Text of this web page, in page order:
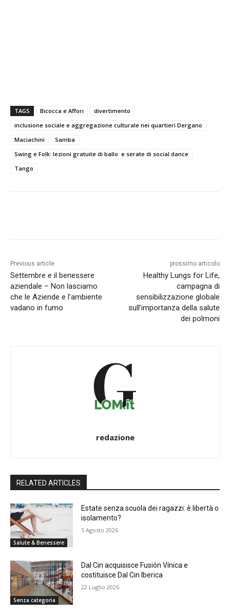
TAGS Bicocca e Affori
divertimento
inclusione sociale e aggregazione culturale nei quartieri Dergano
Maciachini
Samba
Swing e Folk: lezioni gratuite di ballo e serate di social dance
Tango
Previous article
Settembre e il benessere
aziendale – Non lasciamo
che le Aziende e l’ambiente
vadano in fumo
prossimo articolo
Healthy Lungs for Life,
campagna di
sensibilizzazione globale
sull’importanza della salute
dei polmoni
redazione
RELATED ARTICLES
Salute & Benessere
Estate senza scuola dei ragazzi: è libertà o
isolamento?
5 Agosto 2026
Senza categoria
Dal Cin acquisisce Fusión Vínica e
costituisce Dal Cin Iberica
22 Luglio 2026